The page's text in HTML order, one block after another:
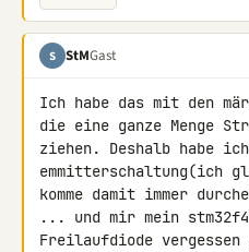
S StMGast
Ich habe das mit den
die eine ganze Menge
ziehen. Deshalb habe
emmitterschaltung(ich
komme damit immer
... und mir mein
Freilaufdiode